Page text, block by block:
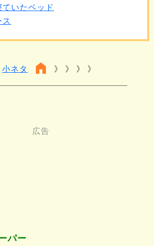
いたベッド
小ネタ 》 》 》
パー